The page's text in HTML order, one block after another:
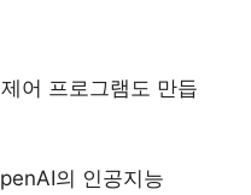
의 인공지능